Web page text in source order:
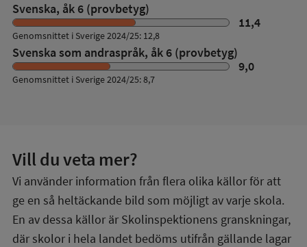
Svenska, åk 6 (provbetyg)
11,4
Genomsnittet i Sverige 2024/25: 12,8
Svenska som andraspråk, åk 6 (provbetyg)
9,0
Genomsnittet i Sverige 2024/25: 8,7
Vill du veta mer?
Vi använder information från flera olika källor för att
ge en så heltäckande bild som möjligt av varje skola.
En av dessa källor är Skolinspektionens granskningar,
där skolor i hela landet bedöms utifrån gällande lagar